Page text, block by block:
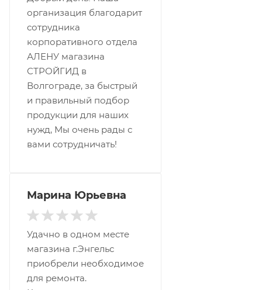
организация благодарит
сотрудника
корпоративного отдела
АЛЕНУ магазина
СТРОЙГИД в
Волгограде, за быстрый
и правильный подбор
продукции для наших
нужд, Мы очень рады с
вами сотрудничать!
Марина Юрьевна
Удачно в одном месте
магазина г.Энгельс
приобрели необходимое
для ремонта.